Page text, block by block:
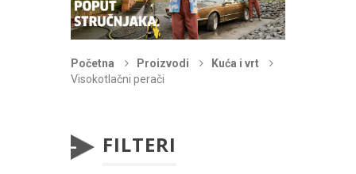
Početna Proizvodi
Kuća i vrt
Visokotlačni perači
FILTERI